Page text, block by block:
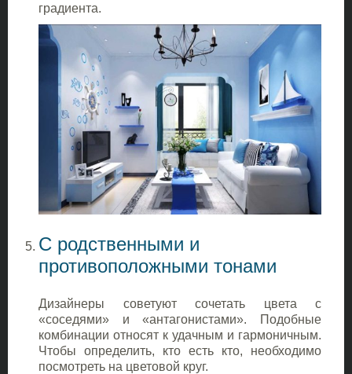
градиента.
С родственными и
противоположными тонами
Дизайнеры советуют сочетать цвета с
«соседями» и «антагонистами». Подобные
комбинации относят к удачным и гармоничным.
Чтобы определить, кто есть кто, необходимо
посмотреть на цветовой круг.